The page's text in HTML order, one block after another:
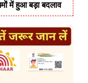
में हुआ बड़ा बदलाव